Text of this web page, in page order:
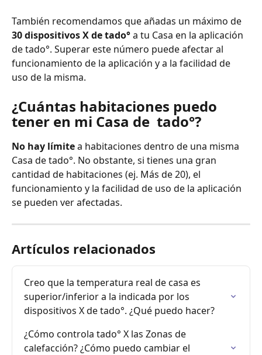
También recomendamos que añadas un máximo de
30 dispositivos X de tado° a tu Casa en la aplicación
de tado°. Superar este número puede afectar al
funcionamiento de la aplicación y a la facilidad de
uso de la misma.
¿Cuántas habitaciones puedo
tener en mi Casa de  tado°?
No hay límite a habitaciones dentro de una misma
Casa de tado°. No obstante, si tienes una gran
cantidad de habitaciones (ej. Más de 20), el
funcionamiento y la facilidad de uso de la aplicación
se pueden ver afectadas.
Artículos relacionados
Creo que la temperatura real de casa es
superior/inferior a la indicada por los
dispositivos X de tado°. ¿Qué puedo hacer?
¿Cómo controla tado° X las Zonas de
calefacción? ¿Cómo puedo cambiar el